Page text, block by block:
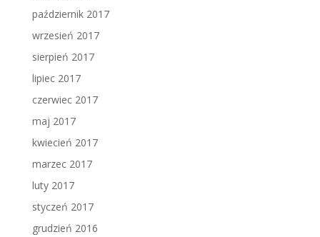
październik 2017
wrzesień 2017
sierpień 2017
lipiec 2017
czerwiec 2017
maj 2017
kwiecień 2017
marzec 2017
luty 2017
styczeń 2017
grudzień 2016